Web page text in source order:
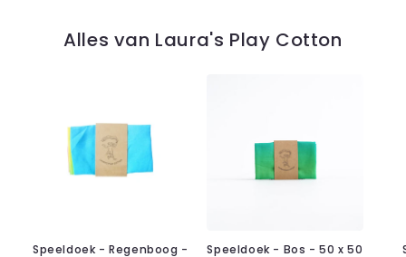
Alles van Laura's Play Cotton
Speeldoek - Regenboog -
Speeldoek - Bos - 50 x 50